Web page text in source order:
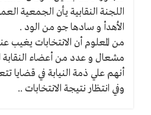
اللجنة النقابية يأن الجمعية
الأهدأ و سادها جو من الود .
من المعلوم أن الانتخابات يغيب
مشعال و عدد من أعضاء النقابة
أنهم علي ذمة النيابة في قضايا
وفي انتظار نتيجة الانتخابات ..